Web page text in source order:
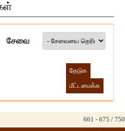
சேவை
661 - 675 / 750